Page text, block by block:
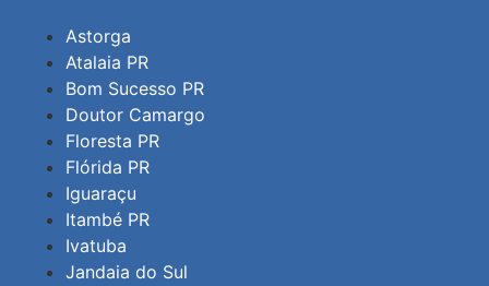
Astorga
Atalaia PR
Bom Sucesso PR
Doutor Camargo
Floresta PR
Flórida PR
Iguaraçu
Itambé PR
Ivatuba
Jandaia do Sul